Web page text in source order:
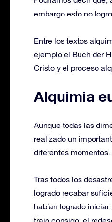
embargo esto no
Entre los textos
ejemplo el Buch der
Cristo y el proceso
Alquimia
Aunque todas las
realizado un
diferentes momentos.
Tras todos los
logrado recabar
habían logrado
trajo consigo, el